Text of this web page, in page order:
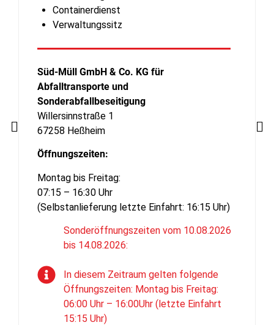
Containerdienst
Verwaltungssitz
Süd-Müll GmbH & Co. KG für
Abfalltransporte und
Sonderabfallbeseitigung
Willersinnstraße 1
67258 Heßheim
Öffnungszeiten:
Montag bis Freitag:
07:15 – 16:30 Uhr
(Selbstanlieferung letzte Einfahrt: 16:15 Uhr)
Sonderöffnungszeiten vom 10.08.2026
bis 14.08.2026:
In diesem Zeitraum gelten folgende
Öffnungszeiten: Montag bis Freitag:
06:00 Uhr – 16:00Uhr (letzte Einfahrt
15:15 Uhr)